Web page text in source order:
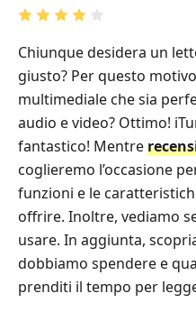
Chiunque desidera un
giusto? Per questo
multimediale che sia
audio e video? Ottimo!
fantastico! Mentre
coglieremo l’occasione
funzioni e le
offrire. Inoltre, vediamo
usare. In aggiunta,
dobbiamo spendere e
prenditi il tempo per